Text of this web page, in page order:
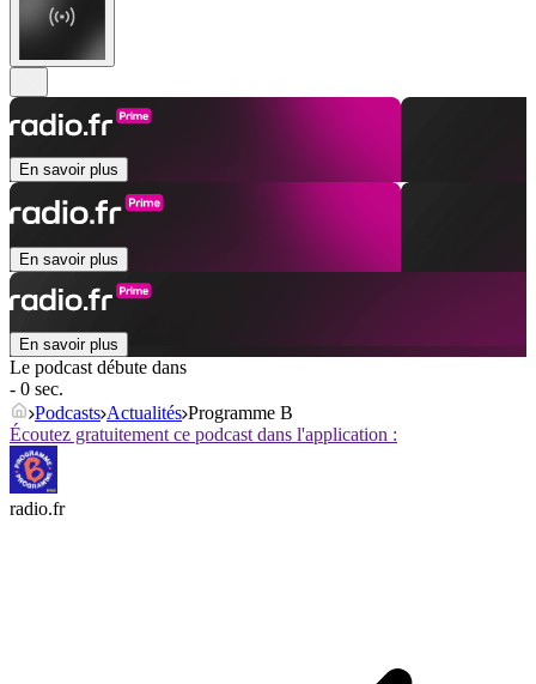
En savoir plus
En savoir plus
En savoir plus
Le podcast débute dans
- 0 sec.
Podcasts Actualités Programme B
Écoutez gratuitement ce podcast dans l'application :
radio.fr